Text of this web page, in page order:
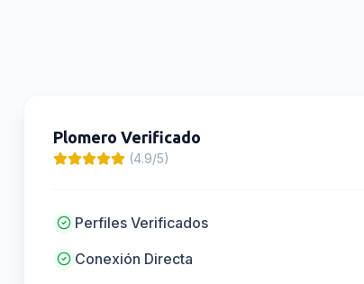
Plomero Verificado
(4.9/5)
Perfiles Verificados
Conexión Directa